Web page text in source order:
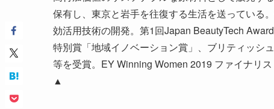
保有し、東京と岩手を往復する生活を送っている
効活用技術の開発。第1回Japan BeautyTech
特別賞「地域イノベーション賞」、ブリティッシ
等を受賞。EY Winning Women 2019 ファイナリ
▲